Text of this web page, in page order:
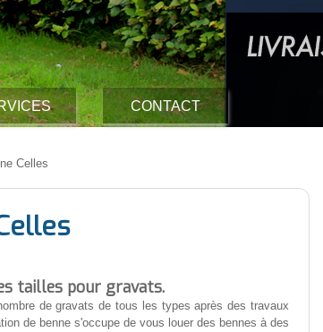
CONTACT
Celles
tailles pour gravats.
de gravats de tous les types après des travaux
de benne s'occupe de vous louer des bennes à des